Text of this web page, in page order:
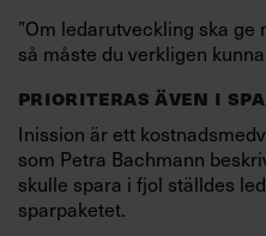
”Om ledarutveckling ska
så måste du verkligen
PRIORITERAS ÄVEN I
Inission är ett
som Petra Bachmann
skulle spara i fjol ställdes
sparpaketet.